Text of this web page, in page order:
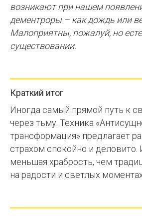
возникают при нашем
дементроры – как дождь или
Малоприятны, пожалуй, но
существовании.
Краткий итог
Иногда самый прямой путь к
через тьму. Техника
трансформация» предлагает
страхом спокойно и деловито.
меньшая храбрость, чем
на радости и светлых